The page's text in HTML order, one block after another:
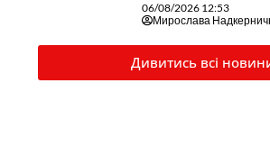
06/08/2026 12:53
Мирослава
Дивитись всі